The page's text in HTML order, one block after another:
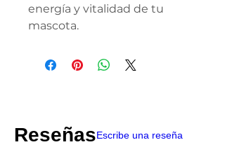
energía y vitalidad de tu
mascota.
ReseñasEscribe una reseña